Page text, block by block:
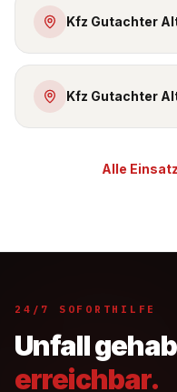
Kfz Gutachter
Kfz Gutachter
Alle
24/7 SOFORTHILFE
Unfall
erreichbar.